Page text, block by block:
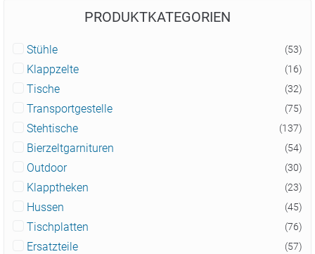
PRODUKTKATEGORIEN
Stühle (53)
Klappzelte (16)
Tische (32)
Transportgestelle (75)
Stehtische (137)
Bierzeltgarnituren (54)
Outdoor (30)
Klapptheken (23)
Hussen (45)
Tischplatten (76)
Ersatzteile (57)